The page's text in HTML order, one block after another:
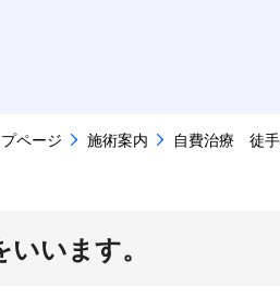
プページ 施術案内 自費治療 徒
います。